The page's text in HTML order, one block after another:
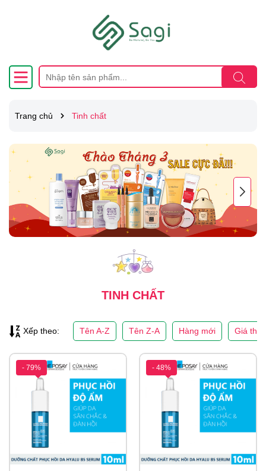
Trang chủ Tinh chất
TINH CHẤT
Xếp theo: Tên A-Z Tên Z-A Hàng mới Giá
- 79% - 48%